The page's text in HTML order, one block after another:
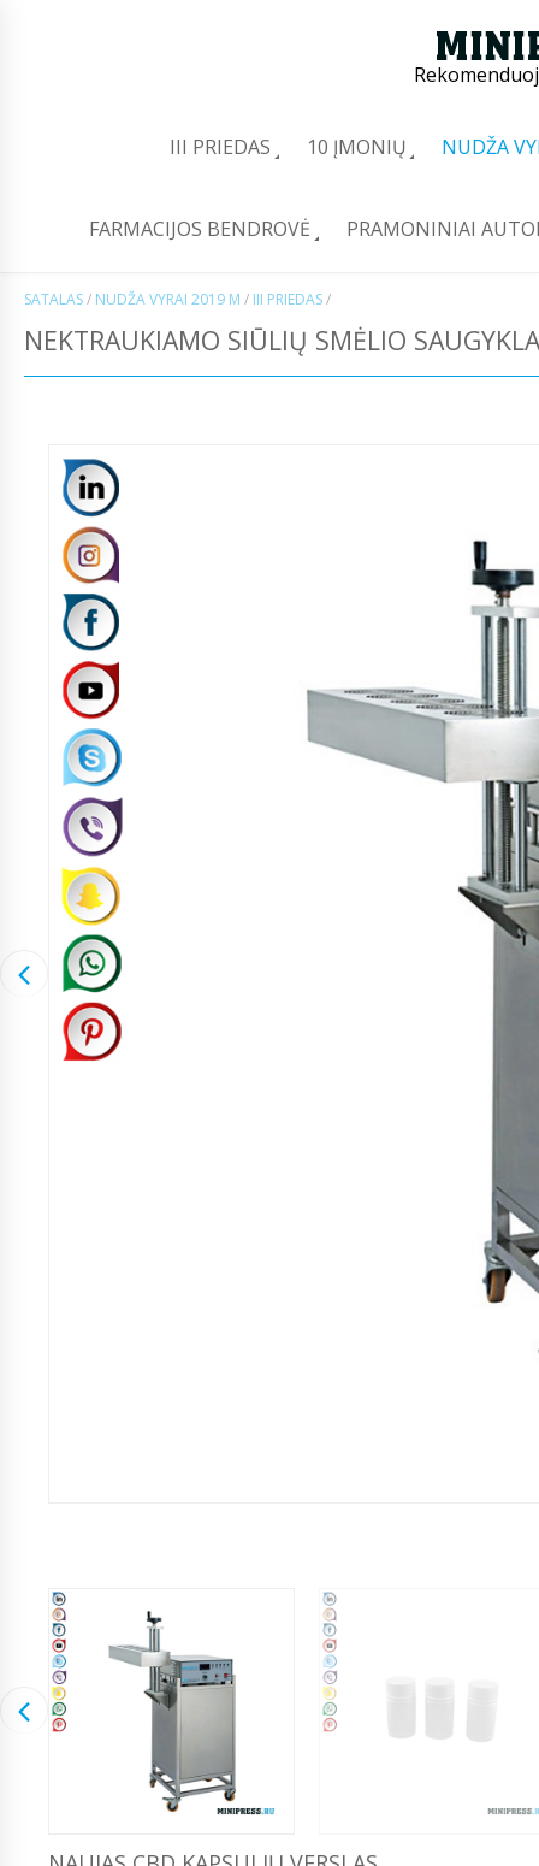
III PRIEDAS 10 ĮMONIŲ NUDŽA
FARMACIJOS BENDROVĖ PRAMONINIAI
SATALAS/ NUDŽA VYRAI 2019 M / III PRIEDAS/
NEKTRAUKIAMO SIŪLIŲ SMĖLIO